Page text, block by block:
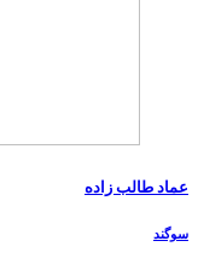
عماد طالب زاده
سوگند